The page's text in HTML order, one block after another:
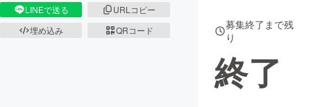
LINEで送る
URLコピー
埋め込み
QRコード
募集終了まで残
り
終了